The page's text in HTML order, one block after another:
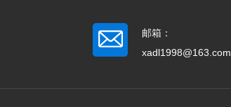
邮箱：
xadl1998@163.com